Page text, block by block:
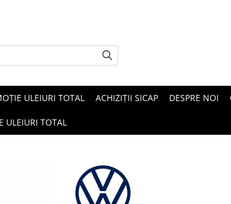
ULEIURI TOTAL ACHIZIȚII SICAP DESPRE NOI
ULEIURI TOTAL